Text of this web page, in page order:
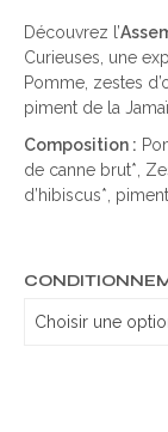
Découvrez l’
Curieuses, une
Pomme, zestes
piment de la
Composition :
de canne brut*,
d’hibiscus*,